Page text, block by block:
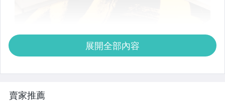
展開全部內容
賣家推薦